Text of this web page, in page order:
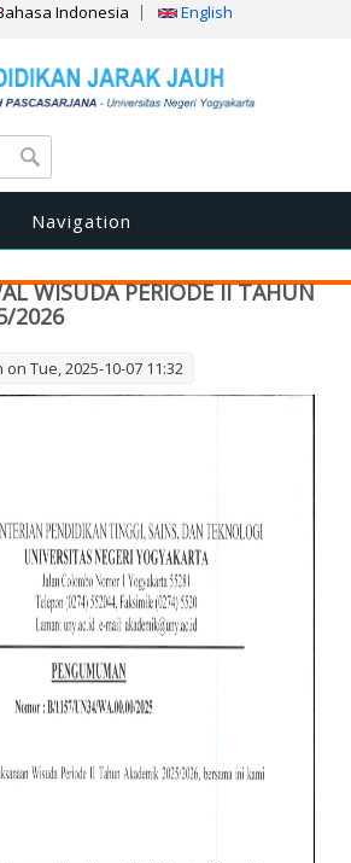
Indonesia English
Navigation
WISUDA PERIODE II TAHUN
2026
on Tue, 2025-10-07 11:32